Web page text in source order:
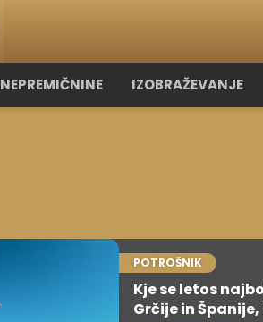
NEPREMIČNINE IZOBRAŽEVANJE
POTROŠNIK
Kje se letos
Grčije in